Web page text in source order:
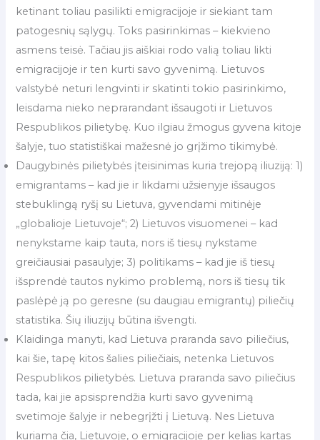
ketinant toliau pasilikti emigracijoje ir siekiant tam
patogesnių sąlygų. Toks pasirinkimas – kiekvieno
asmens teisė. Tačiau jis aiškiai rodo valią toliau likti
emigracijoje ir ten kurti savo gyvenimą. Lietuvos
valstybė neturi lengvinti ir skatinti tokio pasirinkimo,
leisdama nieko neprarandant išsaugoti ir Lietuvos
Respublikos pilietybę. Kuo ilgiau žmogus gyvena kitoje
šalyje, tuo statistiškai mažesnė jo grįžimo tikimybė.
Daugybinės pilietybės įteisinimas kuria trejopą iliuziją: 1)
emigrantams – kad jie ir likdami užsienyje išsaugos
stebuklingą ryšį su Lietuva, gyvendami mitinėje
„globalioje Lietuvoje“; 2) Lietuvos visuomenei – kad
nenykstame kaip tauta, nors iš tiesų nykstame
greičiausiai pasaulyje; 3) politikams – kad jie iš tiesų
išsprendė tautos nykimo problemą, nors iš tiesų tik
paslėpė ją po geresne (su daugiau emigrantų) piliečių
statistika. Šių iliuzijų būtina išvengti.
Klaidinga manyti, kad Lietuva praranda savo piliečius,
kai šie, tapę kitos šalies piliečiais, netenka Lietuvos
Respublikos pilietybės. Lietuva praranda savo piliečius
tada, kai jie apsisprendžia kurti savo gyvenimą
svetimoje šalyje ir nebegrįžti į Lietuvą. Nes Lietuva
kuriama čia, Lietuvoje, o emigracijoje per kelias kartas